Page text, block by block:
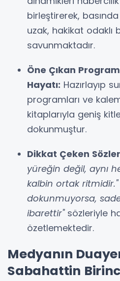
birleştirerek,
uzak, hakikat odaklı
savunmaktadır.
Öne Çıkan
Hayatı: Hazırlayıp
programları ve
kitaplarıyla geniş
dokunmuştur.
Dikkat Çeken
yüreğin değil, aynı
kalbin ortak ritmidir."
dokunmuyorsa,
ibarettir"sözleriyle
özetlemektedir.
Medyanın
Sabahattin